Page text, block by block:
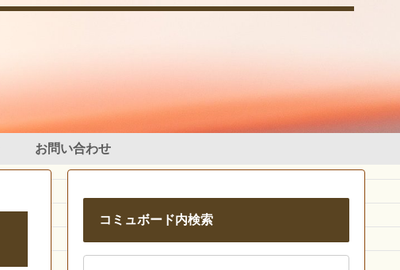
お問い合わせ
コミュボード内検索